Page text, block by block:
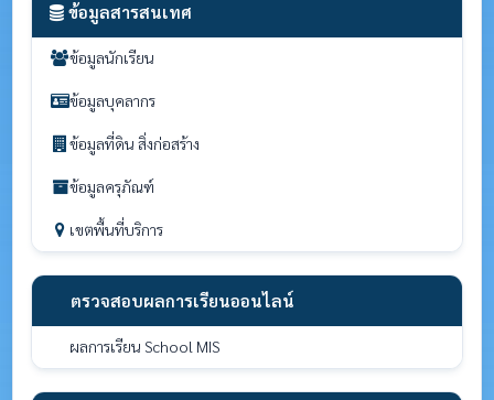
ข้อมูลสารสนเทศ
ข้อมูลนักเรียน
ข้อมูลบุคลากร
ข้อมูลที่ดิน สิ่งก่อสร้าง
ข้อมูลครุภัณฑ์
เขตพื้นที่บริการ
ตรวจสอบผลการเรียนออนไลน์
ผลการเรียน School MIS